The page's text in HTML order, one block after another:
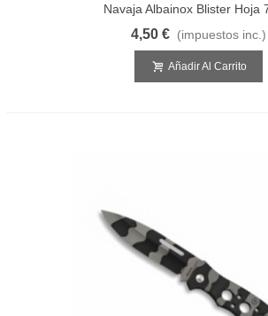
Navaja Albainox Blister Hoja
4,50 € (impuestos inc.)
Añadir Al Carrito